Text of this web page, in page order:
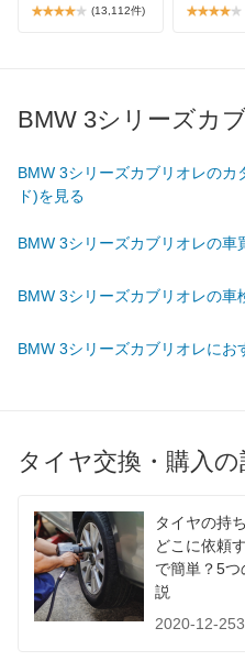
(13,112件)
BMW 3シリーズカ
BMW 3シリーズカブリオレのカ
ド)を見る
BMW 3シリーズカブリオレの車
BMW 3シリーズカブリオレの車
BMW 3シリーズカブリオレにお
タイヤ交換・購入
タイヤの持
どこに依頼
で簡単？5
説
2020-12-253